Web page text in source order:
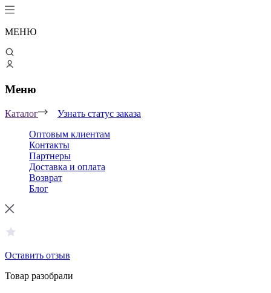
МЕНЮ
Меню
Каталог
Узнать статус заказа
Оптовым клиентам
Контакты
Партнеры
Доставка и оплата
Возврат
Блог
Оставить отзыв
Товар разобрали